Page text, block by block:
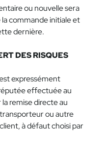
ou nouvelle sera
commande initiale et
dernière.
DES RISQUES
expressément
effectuée au
remise directe au
ou autre
à défaut choisi par